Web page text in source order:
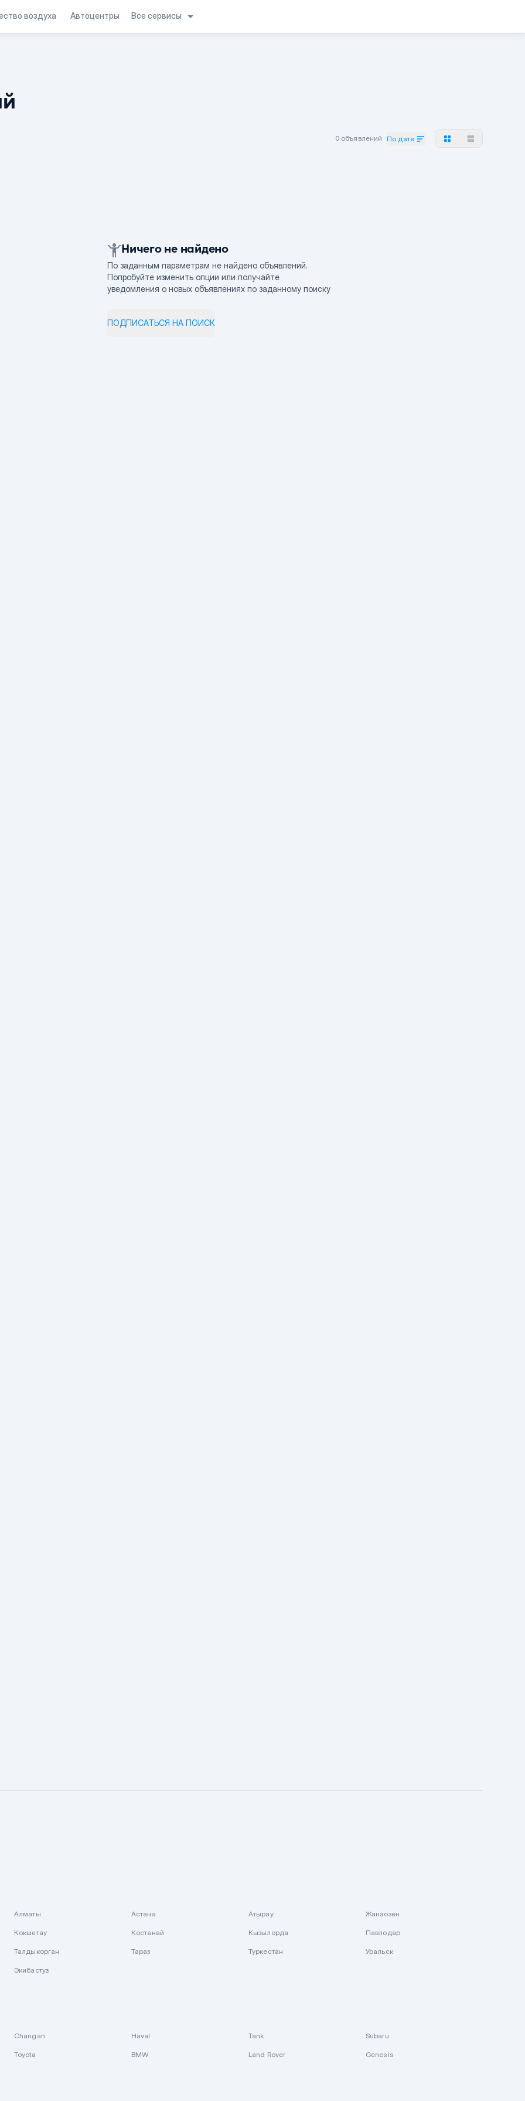
воздуха Автоцентры Все сервисы
0 объявлений По дате
Ничего не найдено
По заданным параметрам не найдено объявлений.
Попробуйте изменить опции или получайте
уведомления о новых объявлениях по заданному поиску
ПОДПИСАТЬСЯ НА ПОИСК
Алматы Астана Атырау Жанаозен
Кокшетау Костанай Кызылорда Павлодар
Талдыкорган Тараз Туркестан Уральск
Экибастуз
Changan Haval Tank Subaru
Toyota BMW Land Rover Genesis